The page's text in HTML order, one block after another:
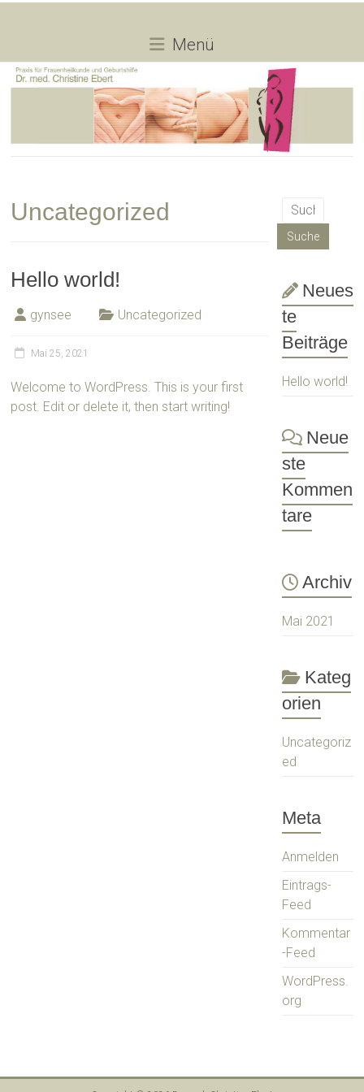
med.
Christine
und
Menü
Uncategorized
Hello world!
gynsee Uncategorized
Mai 25, 2021
Welcome to WordPress. This is your first
post. Edit or delete it, then start writing!
Neues
te
Beiträge
Hello world!
Neue
ste
Kommen
tare
Archiv
Mai 2021
Kateg
orien
Uncategoriz
ed
Meta
Anmelden
Eintrags-
Feed
Kommentar
-Feed
WordPress.
org